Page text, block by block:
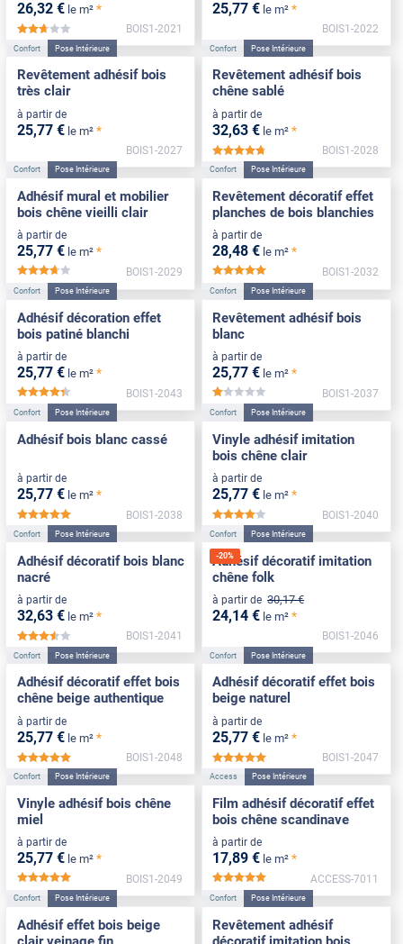
26,32 € le m² *
*****
BOIS1-2021
25,77 € le m² *
BOIS1-2022
Confort Pose Intérieure
Revêtement adhésif bois
très clair
à partir de
25,77 € le m² *
BOIS1-2027
Confort Pose Intérieure
Revêtement adhésif bois
chêne sablé
à partir de
32,63 € le m² *
*****
BOIS1-2028
Confort Pose Intérieure
Adhésif mural et mobilier
bois chêne vieilli clair
à partir de
25,77 € le m² *
*****
BOIS1-2029
Confort Pose Intérieure
Revêtement décoratif effet
planches de bois blanchies
à partir de
28,48 € le m² *
BOIS1-2032
Confort Pose Intérieure
Adhésif décoration effet
bois patiné blanchi
à partir de
25,77 € le m² *
*****
BOIS1-2043
Confort Pose Intérieure
Revêtement adhésif bois
blanc
à partir de
25,77 € le m² *
*****
BOIS1-2037
Confort Pose Intérieure
Adhésif bois blanc cassé
à partir de
25,77 € le m² *
*****
BOIS1-2038
Confort Pose Intérieure
Vinyle adhésif imitation
bois chêne clair
à partir de
25,77 € le m² *
*****
BOIS1-2040
Confort Pose Intérieure
Adhésif décoratif bois blanc
nacré
à partir de
32,63 € le m² *
*****
BOIS1-2041
-20%
Confort Pose Intérieure
Adhésif décoratif imitation
chêne folk
à partir de 30,17 €
24,14 € le m² *
BOIS1-2046
Confort Pose Intérieure
Adhésif décoratif effet bois
chêne beige authentique
à partir de
25,77 € le m² *
*****
BOIS1-2048
Confort Pose Intérieure
Adhésif décoratif effet bois
beige naturel
à partir de
25,77 € le m² *
BOIS1-2047
Confort Pose Intérieure
Vinyle adhésif bois chêne
miel
à partir de
25,77 € le m² *
BOIS1-2049
Access Pose Intérieure
Film adhésif décoratif effet
bois chêne scandinave
à partir de
17,89 € le m² *
ACCESS-7011
Confort Pose Intérieure
Adhésif effet bois beige
Confort Pose Intérieure
Revêtement adhésif